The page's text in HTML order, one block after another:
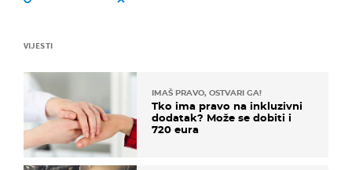
VIJESTI
IMAŠ PRAVO, OSTVARI GA!
Tko ima pravo na inkluzivni
dodatak? Može se dobiti i
720 eura